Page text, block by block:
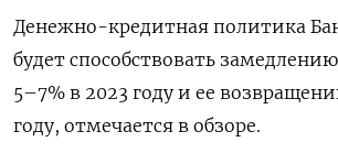
Денежно-кредитная политика
будет способствовать
5–7% в 2023 году и ее
году, отмечается в обзоре.